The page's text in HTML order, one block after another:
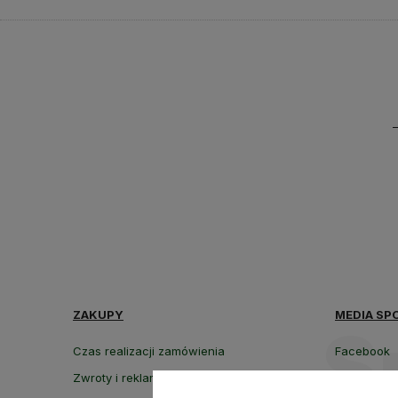
ZAKUPY
Czas realizacji zamówienia
Zwroty i reklamacje
MEDIA
Facebook